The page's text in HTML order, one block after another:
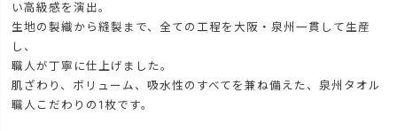
い高級感を演出。
生地の製織から縫製まで、全ての工程を大阪・泉州一貫して生産
し、
職人が丁寧に仕上げました。
肌ざわり、ボリューム、吸水性のすべてを兼ね備えた、泉州タオル
職人こだわりの1枚です。